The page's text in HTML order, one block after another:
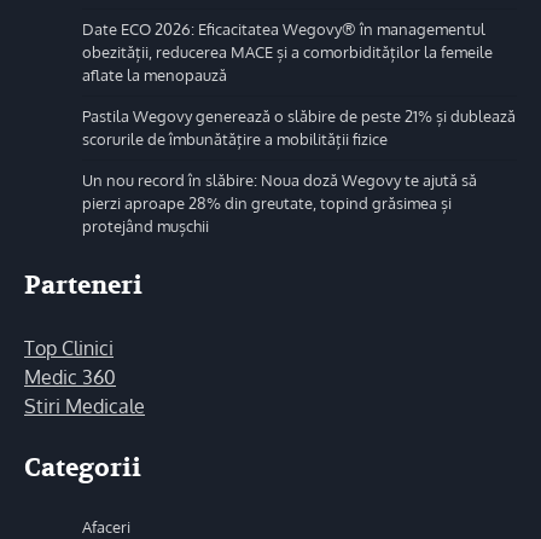
Date ECO 2026: Eficacitatea Wegovy® în managementul
obezității, reducerea MACE și a comorbidităților la femeile
aflate la menopauză
Pastila Wegovy generează o slăbire de peste 21% și dublează
scorurile de îmbunătățire a mobilității fizice
Un nou record în slăbire: Noua doză Wegovy te ajută să
pierzi aproape 28% din greutate, topind grăsimea și
protejând mușchii
Parteneri
Top Clinici
Medic 360
Stiri Medicale
Categorii
Afaceri